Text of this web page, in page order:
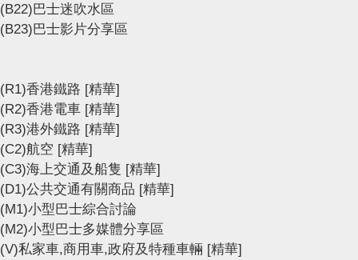
(B22)巴士迷吹水區
(B23)巴士影片分享區
(R1)香港鐵路 [精華]
(R2)香港電車 [精華]
(R3)港外鐵路 [精華]
(C2)航空 [精華]
(C3)海上交通及船隻 [精華]
(D1)公共交通有關商品 [精華]
(M1)小型巴士綜合討論
(M2)小型巴士多媒體分享區
(V)私家車,商用車,政府及特種車輛 [精華]